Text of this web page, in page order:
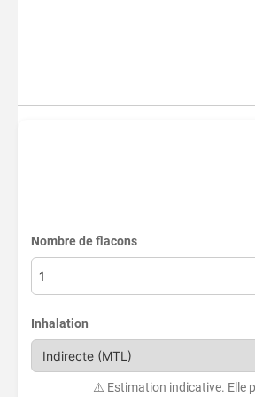
Nombre de flacons
Inhalation
⚠️ Estimation indicative. Elle